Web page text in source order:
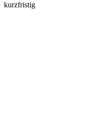
kurzfristig